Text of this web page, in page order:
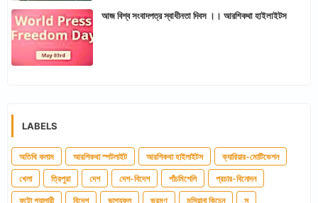
আজ বিশ্ব সংবাদপত্র স্বাধীনতা দিবস ।। আরশিকথা হাইলাইটস
LABELS
অতিথি কলাম আরশিকথা স্পটলাইট আরশিকথা হাইলাইটস ক্যারিয়ার-মোটিভেশন
খেলা ত্রিপুরা দেশ দেশ-বিদেশ পাঁচমিশেলি প্রচার-বিনোদন
ফটো গ্যালারী বিদেশ ভাগ্যফল ভ্রমণ মুন্সিয়ানা কিচেন স